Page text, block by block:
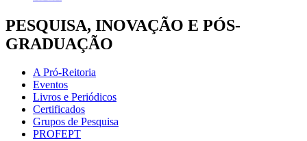
PESQUISA, INOVAÇÃO E PÓS-
GRADUAÇÃO
A Pró-Reitoria
Eventos
Livros e Periódicos
Certificados
Grupos de Pesquisa
PROFEPT